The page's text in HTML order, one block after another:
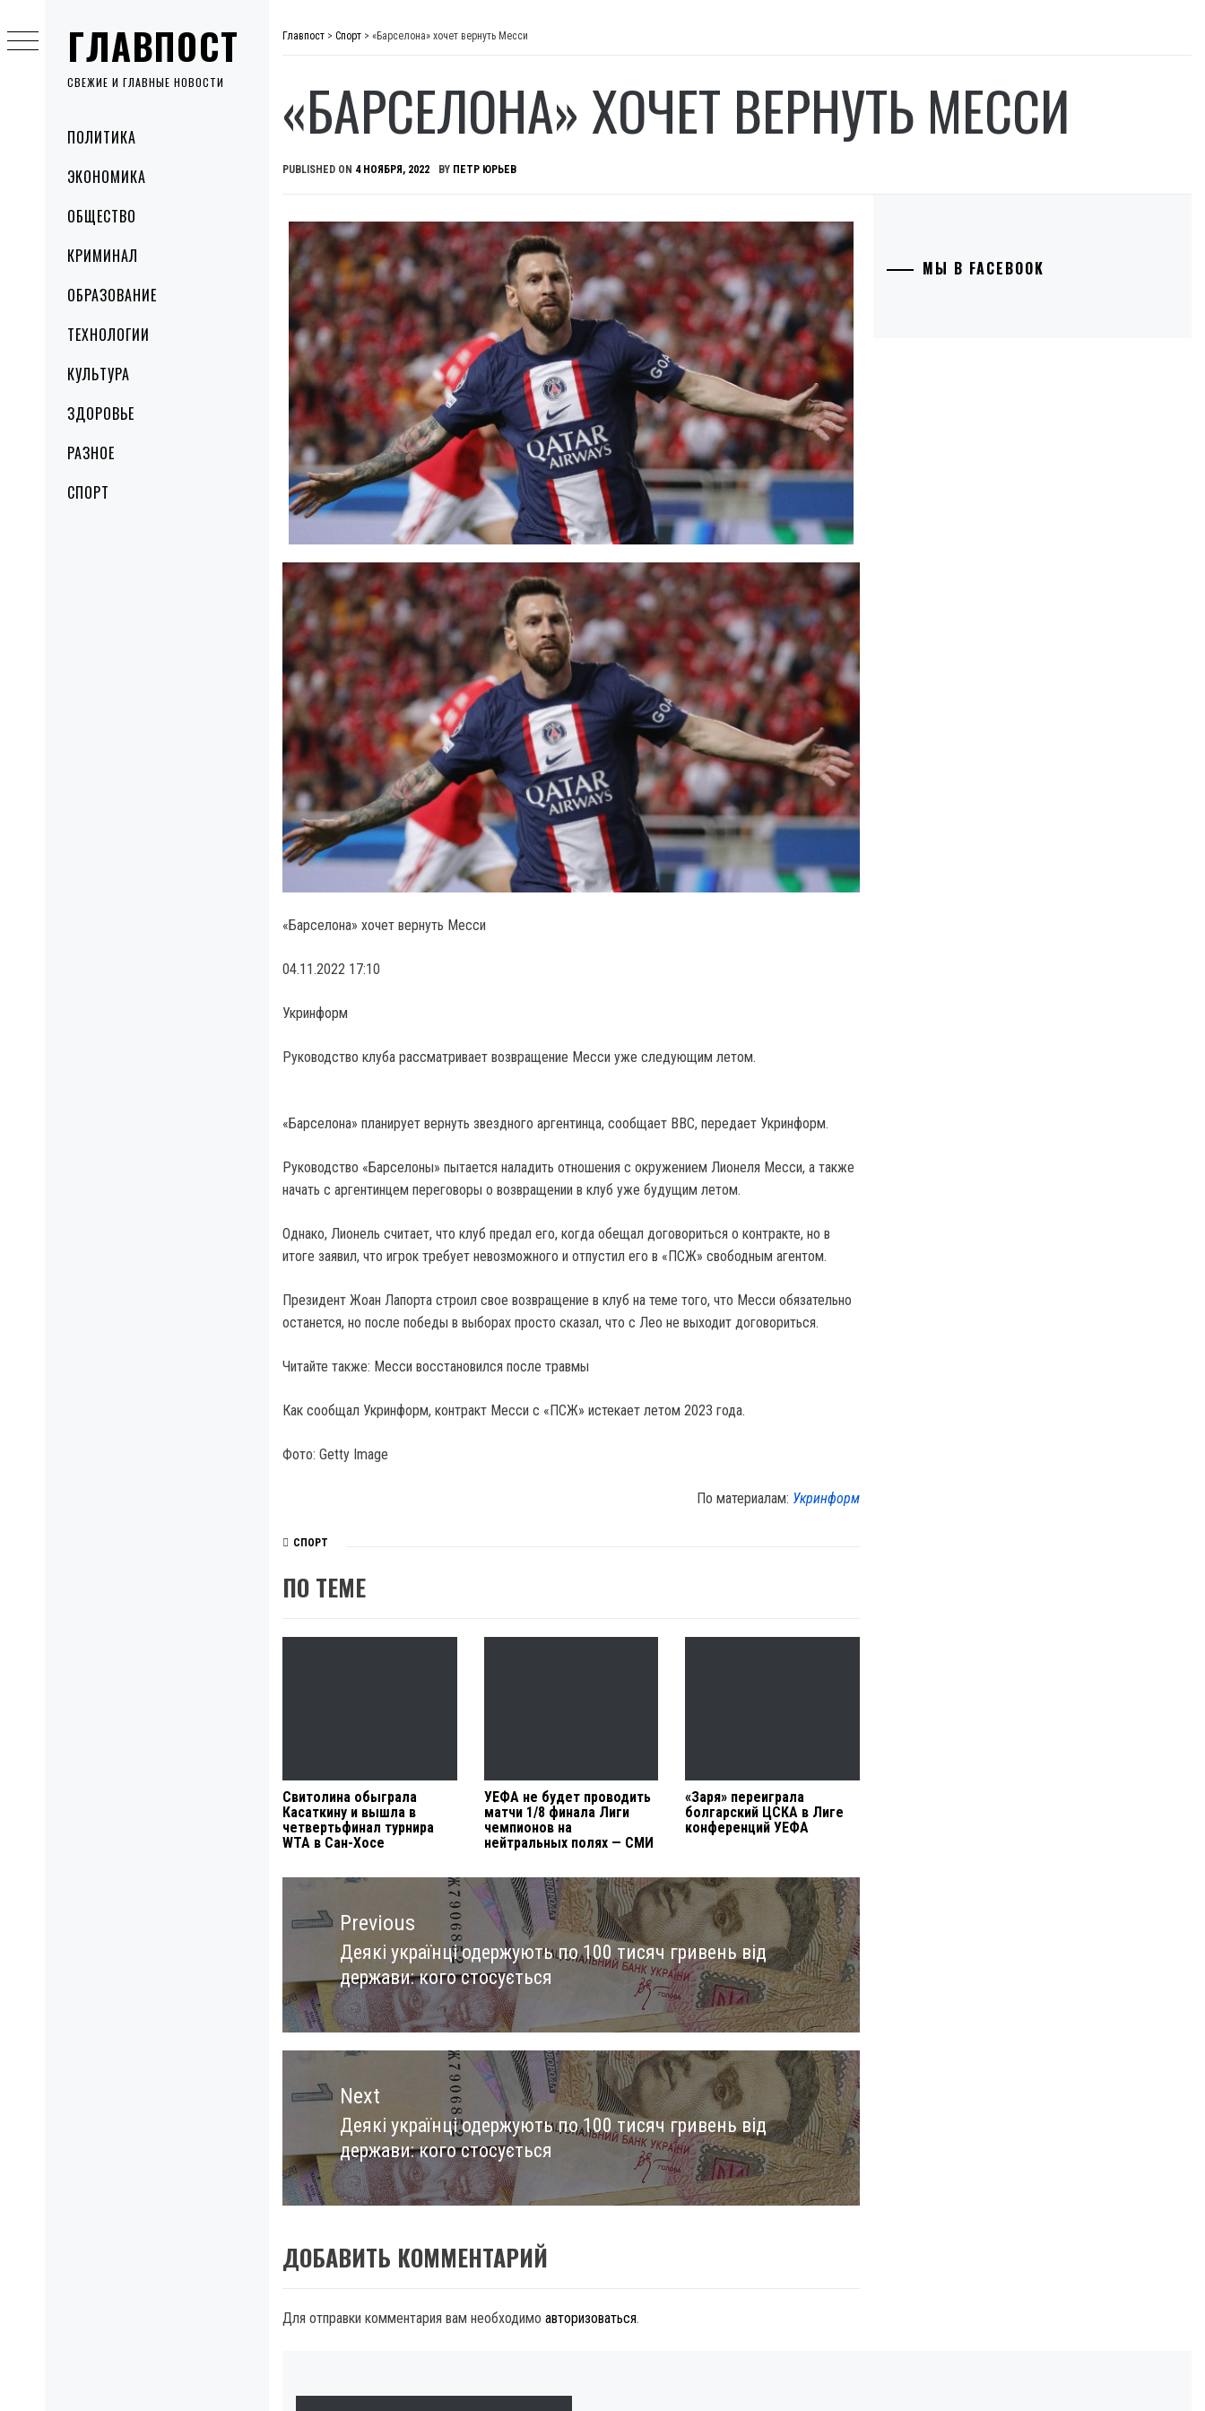
ГЛАВПОСТ
СВЕЖИЕ И ГЛАВНЫЕ НОВОСТИ
MenuПОЛИТИКА
ЭКОНОМИКА
ОБЩЕСТВО
КРИМИНАЛ
ОБРАЗОВАНИЕ
ТЕХНОЛОГИИ
КУЛЬТУРА
ЗДОРОВЬЕ
РАЗНОЕ
СПОРТ
to
content
Главпост > Спорт > «Барселона» хочет вернуть Месси
«БАРСЕЛОНА» ХОЧЕТ ВЕРНУТЬ МЕССИ
PUBLISHED ON 4 НОЯБРЯ, 2022 BY ПЕТР ЮРЬЕВ
«Барселона» хочет вернуть Месси
04.11.2022 17:10
Укринформ
Руководство клуба рассматривает возвращение Месси уже следующим летом.
«Барселона» планирует вернуть звездного аргентинца, сообщает BBC, передает Укринформ.
Руководство «Барселоны» пытается наладить отношения с окружением Лионеля Месси, а также
начать с аргентинцем переговоры о возвращении в клуб уже будущим летом.
Однако, Лионель считает, что клуб предал его, когда обещал договориться о контракте, но в
итоге заявил, что игрок требует невозможного и отпустил его в «ПСЖ» свободным агентом.
Президент Жоан Лапорта строил свое возвращение в клуб на теме того, что Месси обязательно
останется, но после победы в выборах просто сказал, что с Лео не выходит договориться.
Читайте также: Месси восстановился после травмы
Как сообщал Укринформ, контракт Месси с «ПСЖ» истекает летом 2023 года.
Фото: Getty Image
По материалам: Укринформ
СПОРТ
ПО ТЕМЕ
Свитолина обыграла
Касаткину и вышла в
четвертьфинал турнира
WTA в Сан-Хосе
УЕФА не будет проводить
матчи 1/8 финала Лиги
чемпионов на
нейтральных полях — СМИ
«Заря» переиграла
болгарский ЦСКА в Лиге
конференций УЕФА
Навигация
по
записямPrevious
Previous
post:
Деякі українці одержують по 100 тисяч гривень від
держави: кого стосується
Next
Next
post:
Деякі українці одержують по 100 тисяч гривень від
держави: кого стосується
ДОБАВИТЬ КОММЕНТАРИЙ
Для отправки комментария вам необходимо авторизоваться.
МЫ В FACEBOOK